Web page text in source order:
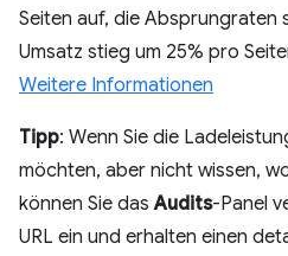
Seiten auf, die Absprungraten
Umsatz stieg um 25% pro
Weitere Informationen
Tipp: Wenn Sie die
möchten, aber nicht wissen,
können Sie dasAudits-Panel
URL ein und erhalten einen